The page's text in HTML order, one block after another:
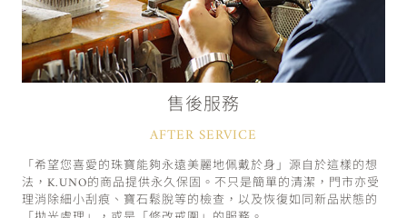
售後服務
AFTER SERVICE
「希望您喜愛的珠寶能夠永遠美麗地佩戴於身」源自於這樣的想
法，K.UNO的商品提供永久保固。不只是簡單的清潔，門市亦受
理消除細小刮痕、寶石鬆脫等的檢查，以及恢復如同新品狀態的